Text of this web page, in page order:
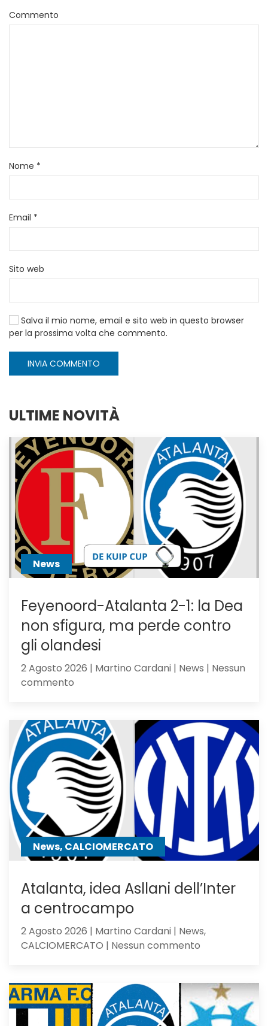
Commento
Nome *
Email *
Sito web
Salva il mio nome, email e sito web in questo browser
per la prossima volta che commento.
INVIA COMMENTO
ULTIME NOVITÀ
News
Feyenoord-Atalanta 2-1: la Dea
non sfigura, ma perde contro
gli olandesi
2 Agosto 2026 | Martino Cardani | News | Nessun
commento
2-
1:
la
Dea
non
sfigura,
ma
perde
contro
gli
News, CALCIOMERCATO
Atalanta, idea Asllani dell’Inter
a centrocampo
2 Agosto 2026 | Martino Cardani | News,
CALCIOMERCATO | Nessun commento
Asllani
dell’Inter
a